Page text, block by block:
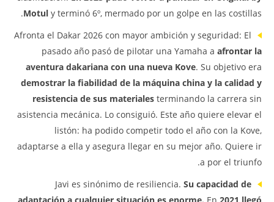
Motul y terminó 6º, mermado por un golpe en las costillas.
Afronta el Dakar 2026 con mayor ambición y seguridad: El
pasado año pasó de pilotar una Yamaha a afrontar la
aventura dakariana con una nueva Kove. Su objetivo era
demostrar la fiabilidad de la máquina china y la calidad y
resistencia de sus materiales terminando la carrera sin
asistencia mecánica. Lo consiguió. Este año quiere elevar el
listón: ha podido competir todo el año con la Kove,
adaptarse a ella y asegura llegar en su mejor año. Quiere ir
a por el triunfo.
Javi es sinónimo de resiliencia. Su capacidad de